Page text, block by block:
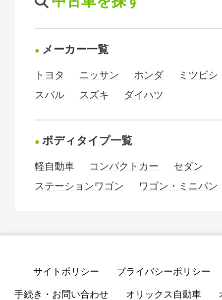
メーカー一覧
トヨタ ニッサン ホンダ
ミツビシ
スバル
スズキ ダイハツ
ボディタイプ一覧
軽自動車 コンパクトカー
セダン
ステーションワゴン
ワゴン・ミニバン
サイトポリシー プライバシーポリシー
手続き・お問い合わせ オリックス自動車